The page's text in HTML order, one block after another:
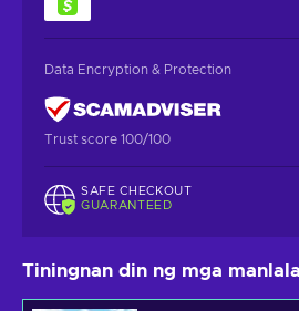
Data Encryption & Protection
Trust score 100/100
SAFE CHECKOUT
GUARANTEED
Tiningnan din ng mga